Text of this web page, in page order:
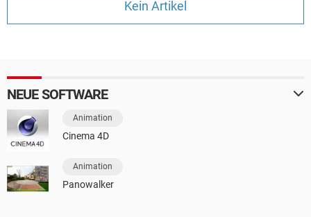
HARDWARE
Kein Artikel
NEUE SOFTWARE
Animation
Cinema 4D
Animation
Panowalker